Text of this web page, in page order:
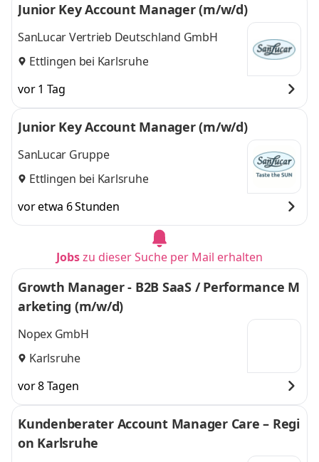
Junior Key Account Manager (m/w/d)
SanLucar Vertrieb Deutschland GmbH
Ettlingen bei Karlsruhe
vor 1 Tag
Junior Key Account Manager (m/w/d)
SanLucar Gruppe
Ettlingen bei Karlsruhe
vor etwa 6 Stunden
Jobszu dieser Suche per Mail erhalten
Growth Manager - B2B SaaS / Performance M
arketing (m/w/d)
Nopex GmbH
Karlsruhe
vor 8 Tagen
Kundenberater Account Manager Care – Regi
on Karlsruhe